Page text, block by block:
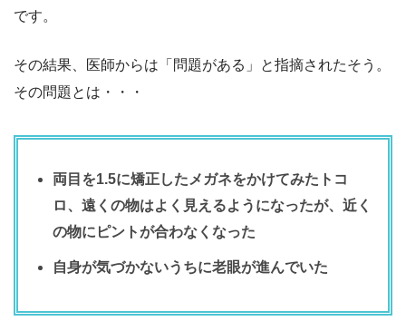
です。
その結果、医師からは「問題がある」と指摘されたそう。
その問題とは・・・
両目を1.5に矯正したメガネをかけてみたトコ
ロ、遠くの物はよく見えるようになったが、近く
の物にピントが合わなくなった
自身が気づかないうちに老眼が進んでいた